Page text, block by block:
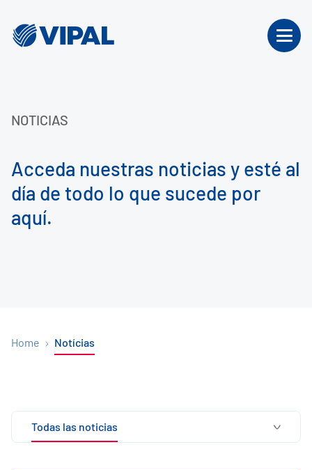
NOTICIAS
Acceda nuestras noticias y esté al
día de todo lo que sucede por
aquí.
Home Notícias
Todas las noticias